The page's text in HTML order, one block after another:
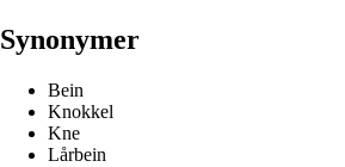
Synonymer
Bein
Knokkel
Kne
Lårbein